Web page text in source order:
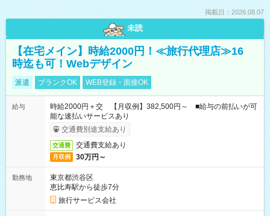
掲載日：2026.08.07
未読
【在宅メイン】時給2000円！≪旅行代理店≫16
時迄も可！Webデザイン
派遣 ブランクOK WEB登録・面接OK
給与
時給2000円＋交 【月収例】382,500円～ ■給与の前払いが可
能な速払いサービスあり
交通費別途支給あり
交通費 交通費支給あり
月収例 30万円～
勤務地
東京都渋谷区
恵比寿駅から徒歩7分
旅行サービス会社